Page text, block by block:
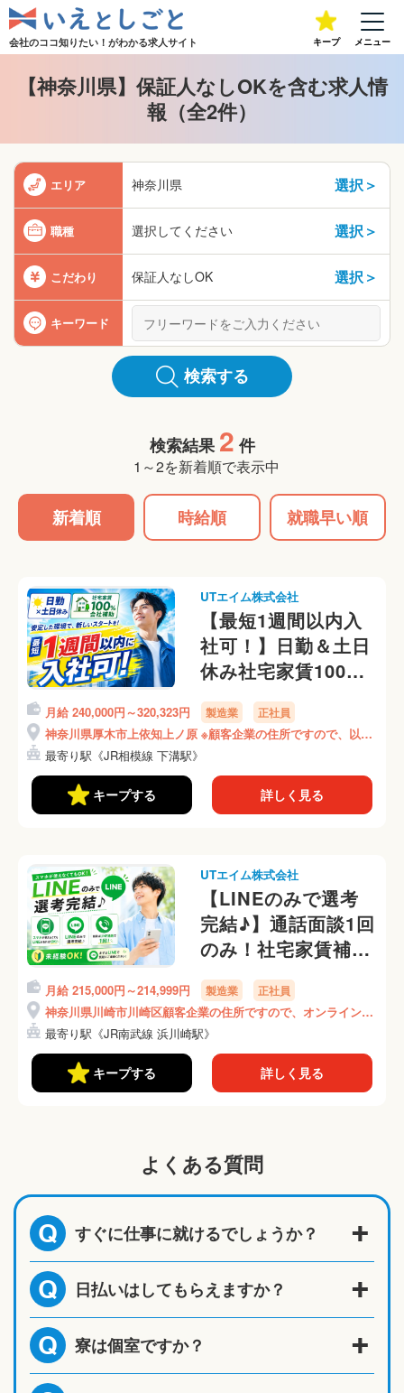
会社のココ知りたい！がわかる求人サイト キープ メニュー
【神奈川県】保証人なしOKを含む求人情
報（全2件）
エリア 神奈川県 選択＞
職種 選択してください 選択＞
こだわり 保証人なしOK 選択＞
キーワード
検索する
検索結果 2 件
1～2を新着順で表示中
新着順 時給順 就職早い順
UTエイム株式会社
【最短1週間以内入
社可！】日勤＆土日
休み社宅家賃100％
補助♪社宅は1R個室
アパート！
《ALPV1C》
月給 240,000円～320,323円 製造業 正社員
神奈川県厚木市上依知上ノ原 ※顧客企業の住所ですので、以降
の住所はオンライン面談時にご説明いたします！
最寄り駅《JR相模線 下溝駅》
キープする 詳しく見る
UTエイム株式会社
【LINEのみで選考
完結♪】通話面談1回
のみ！社宅家賃補助
あり！【日勤&土日
祝休み】
《AUHO1C》
月給 215,000円～214,999円 製造業 正社員
神奈川県川崎市川崎区顧客企業の住所ですので、オンライン面
接時にご説明いたします！
最寄り駅《JR南武線 浜川崎駅》
キープする 詳しく見る
よくある質問
Q すぐに仕事に就けるでしょうか？
Q 日払いはしてもらえますか？
Q 寮は個室ですか？